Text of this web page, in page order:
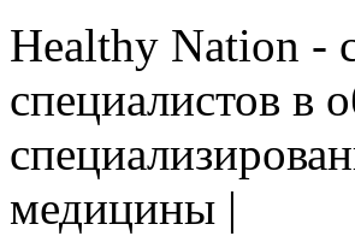
Healthy Nation -
специалистов в
медицины |